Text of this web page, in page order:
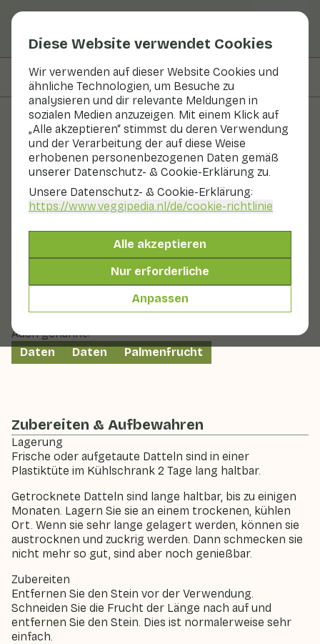
Diese Website verwendet Cookies
Wir verwenden auf dieser Website Cookies und
ähnliche Technologien, um Besuche zu
analysieren und dir relevante Meldungen in
sozialen Medien anzuzeigen. Mit einem Klick auf
„Alle akzeptieren“ stimmst du deren Verwendung
und der Verarbeitung der auf diese Weise
erhobenen personenbezogenen Daten gemäß
unserer Datenschutz- & Cookie-Erklärung zu.
Unsere Datenschutz- & Cookie-Erklärung:
https://www.veggipedia.nl/de/cookie-richtlinie
Alle akzeptieren
Nur erforderliche
Anpassen
Auf dieser Seite Nährwerte
Obst und Gemüse
Daten
Obst Kühlschrank Kühl und dunkel
Datteln sind leicht erhältlich. Zunehmend werden auch
frische oder gefrorene Datteln angeboten. Frische
Datteln schmecken wie Honig und sind weniger süß als
getrocknete. Getrocknete Datteln sind süsslich. Die so
genannten Medjool-Datteln sind als der Mercedes
unter den Datteln bekannt. Sie sind groß, buttrig weich
Auch genannt:
Daten
Daten Palmenfrucht
Zubereiten & Aufbewahren
Lagerung
Frische oder aufgetaute Datteln sind in einer
Plastiktüte im Kühlschrank 2 Tage lang haltbar.
Getrocknete Datteln sind lange haltbar, bis zu einigen
Monaten. Lagern Sie sie an einem trockenen, kühlen
Ort. Wenn sie sehr lange gelagert werden, können sie
austrocknen und zuckrig werden. Dann schmecken sie
nicht mehr so gut, sind aber noch genießbar.
Zubereiten
Entfernen Sie den Stein vor der Verwendung.
Schneiden Sie die Frucht der Länge nach auf und
entfernen Sie den Stein. Dies ist normalerweise sehr
einfach.